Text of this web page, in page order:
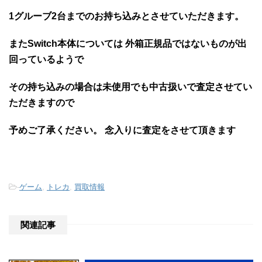
1グルーブ2台までのお持ち込みとさせていただきます。
またSwitch本体については 外箱正規品ではないものが出
回っているようで
その持ち込みの場合は未使用でも中古扱いで査定させてい
ただきますので
予めご了承ください。 念入りに査定をさせて頂きます
-ゲーム トレカ 買取情報
関連記事